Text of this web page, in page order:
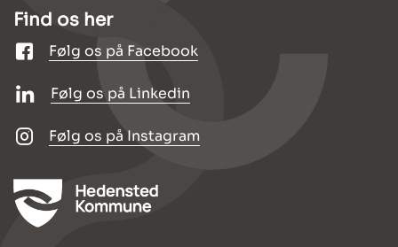
Find os her
Følg os på Facebook
Følg os på Linkedin
Følg os på Instagram